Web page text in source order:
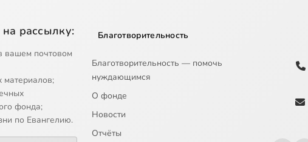
рассылку:
почтовом
фонда;
по Евангелию.
Благотворительность
Благотворительность — помочь
нуждающимся
О фонде
Новости
Отчёты